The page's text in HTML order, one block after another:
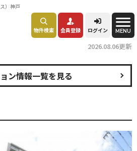
）神戸
物件検索 会員登録 ログイン MENU
2026.08.06更新
ン情報一覧を見る